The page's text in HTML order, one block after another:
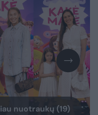
nuotraukų (19)